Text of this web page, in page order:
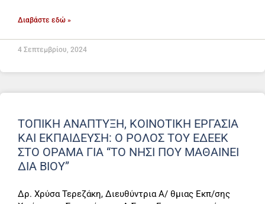
Διαβάστε εδώ »
4 Σεπτεμβρίου, 2024
ΤΟΠΙΚΗ ΑΝΑΠΤΥΞΗ, ΚΟΙΝΟΤΙΚΗ ΕΡΓΑΣΙΑ
ΚΑΙ ΕΚΠΑΙΔΕΥΣΗ: Ο ΡΟΛΟΣ ΤΟΥ ΕΔΕΕΚ
ΣΤΟ ΟΡΑΜΑ ΓΙΑ “ΤΟ ΝΗΣΙ ΠΟΥ ΜΑΘΑΙΝΕΙ
ΔΙΑ ΒΙΟΥ”
Δρ. Χρύσα Τερεζάκη, Διευθύντρια Α/ θμιας Εκπ/σης